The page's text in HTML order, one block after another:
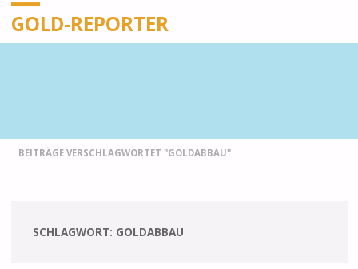
GOLD-REPORTER
STARTSEITE
BEITRÄGE VERSCHLAGWORTET "GOLDABBAU"
SCHLAGWORT: GOLDABBAU